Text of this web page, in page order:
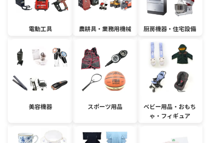
電動工具 農耕具・業務用機械 厨房機器・住宅設備
美容機器 スポーツ用品
ベビー用品・おもち
ゃ・フィギュア